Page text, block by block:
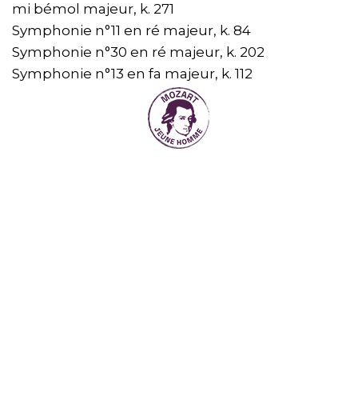
mi bémol majeur, k. 271
Symphonie n°11 en ré majeur, k. 84
Symphonie n°30 en ré majeur, k. 202
Symphonie n°13 en fa majeur, k. 112